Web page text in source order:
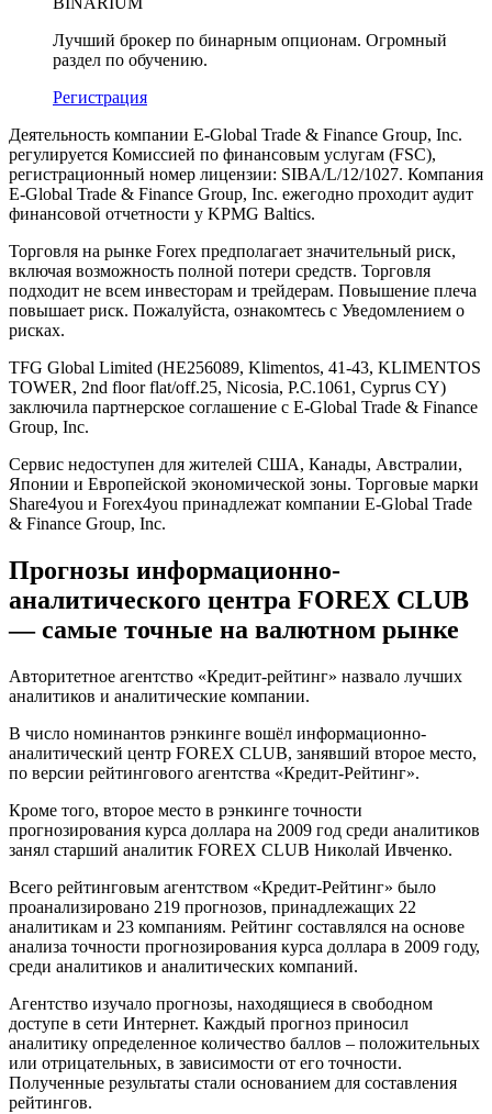
Лучший брокер по бинарным опционам. Огромный
раздел по обучению.
Регистрация
Деятельность компании E-Global Trade & Finance Group, Inc.
регулируется Комиссией по финансовым услугам (FSC),
регистрационный номер лицензии: SIBA/L/12/1027. Компания
E-Global Trade & Finance Group, Inc. ежегодно проходит аудит
финансовой отчетности у KPMG Baltics.
Торговля на рынке Forex предполагает значительный риск,
включая возможность полной потери средств. Торговля
подходит не всем инвесторам и трейдерам. Повышение плеча
повышает риск. Пожалуйста, ознакомтесь с Уведомлением о
рисках.
TFG Global Limited (HE256089, Klimentos, 41-43, KLIMENTOS
TOWER, 2nd floor flat/off.25, Nicosia, P.C.1061, Cyprus CY)
заключила партнерское соглашение с E-Global Trade & Finance
Group, Inc.
Сервис недоступен для жителей США, Канады, Австралии,
Японии и Европейской экономической зоны. Торговые марки
Share4you и Forex4you принадлежат компании E-Global Trade
& Finance Group, Inc.
Прогнозы информационно-
аналитического центра FOREX CLUB
— самые точные на валютном рынке
Авторитетное агентство «Кредит-рейтинг» назвало лучших
аналитиков и аналитические компании.
В число номинантов рэнкинге вошёл информационно-
аналитический центр FOREX CLUB, занявший второе место,
по версии рейтингового агентства «Кредит-Рейтинг».
Кроме того, второе место в рэнкинге точности
прогнозирования курса доллара на 2009 год среди аналитиков
занял старший аналитик FOREX CLUB Николай Ивченко.
Всего рейтинговым агентством «Кредит-Рейтинг» было
проанализировано 219 прогнозов, принадлежащих 22
аналитикам и 23 компаниям. Рейтинг составлялся на основе
анализа точности прогнозирования курса доллара в 2009 году,
среди аналитиков и аналитических компаний.
Агентство изучало прогнозы, находящиеся в свободном
доступе в сети Интернет. Каждый прогноз приносил
аналитику определенное количество баллов – положительных
или отрицательных, в зависимости от его точности.
Полученные результаты стали основанием для составления
рейтингов.